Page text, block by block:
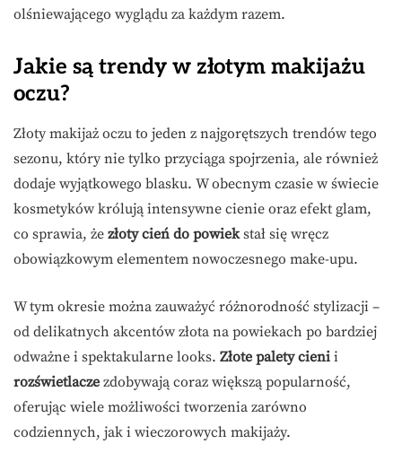
olśniewającego wyglądu za każdym razem.
Jakie są trendy w złotym makijażu
oczu?
Złoty makijaż oczu to jeden z najgorętszych trendów tego
sezonu, który nie tylko przyciąga spojrzenia, ale również
dodaje wyjątkowego blasku. W obecnym czasie w świecie
kosmetyków królują intensywne cienie oraz efekt glam,
co sprawia, że złoty cień do powiekstał się wręcz
obowiązkowym elementem nowoczesnego make-upu.
W tym okresie można zauważyć różnorodność stylizacji –
od delikatnych akcentów złota na powiekach po bardziej
odważne i spektakularne looks. Złote palety cieni i
rozświetlacze zdobywają coraz większą popularność,
oferując wiele możliwości tworzenia zarówno
codziennych, jak i wieczorowych makijaży.